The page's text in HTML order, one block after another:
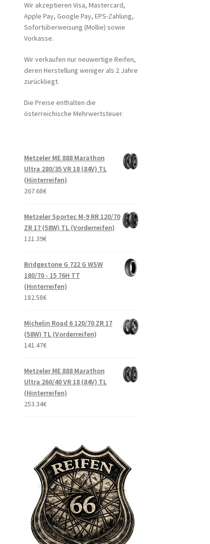
Wir akzeptieren Visa, Mastercard,
Apple Pay, Google Pay, EPS-Zahlung,
Sofortüberweisung (Mollie) sowie
Vorkasse.
Wir verkaufen nur neuwertige Reifen,
deren Herstellung weniger als 2 Jahre
zurückliegt.
Die Preise enthalten die
österreichische Mehrwertsteuer.
Metzeler ME 888 Marathon
Ultra 280/35 VR 18 (84V) TL
(Hinterreifen)
267.68€
Metzeler Sportec M-9 RR 120/70
ZR 17 (58W) TL (Vorderreifen)
121.39€
Bridgestone G 722 G WSW
180/70 - 15 76H TT
(Hinterreifen)
182.58€
Michelin Road 6 120/70 ZR 17
(58W) TL (Vorderreifen)
141.47€
Metzeler ME 888 Marathon
Ultra 260/40 VR 18 (84V) TL
(Hinterreifen)
253.34€